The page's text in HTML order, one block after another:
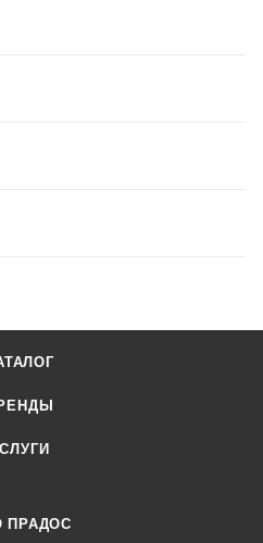
ПРАДОС